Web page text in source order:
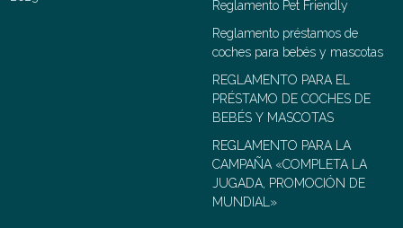
Reglamento Pet Friendly
Reglamento préstamos de
coches para bebés y mascotas
REGLAMENTO PARA EL
PRÉSTAMO DE COCHES DE
BEBÉS Y MASCOTAS
REGLAMENTO PARA LA
CAMPAÑA «COMPLETA LA
JUGADA, PROMOCIÓN DE
MUNDIAL»